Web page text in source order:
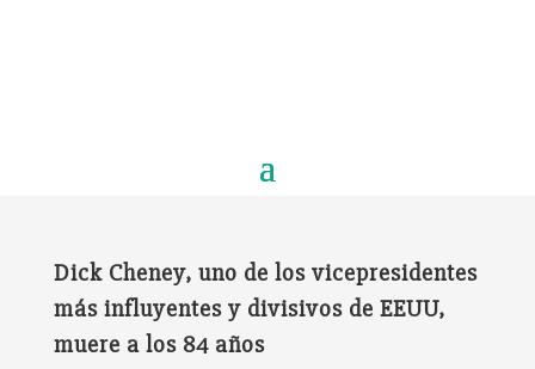
Dick Cheney, uno de los vicepresidentes
más influyentes y divisivos de EEUU,
muere a los 84 años